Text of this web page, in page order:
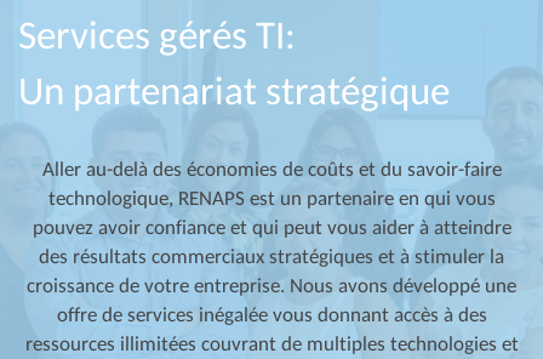
Services gérés TI:
Un partenariat stratégique
Aller au-delà des économies de coûts et du savoir-faire
technologique, RENAPS est un partenaire en qui vous
pouvez avoir confiance et qui peut vous aider à atteindre
des résultats commerciaux stratégiques et à stimuler la
croissance de votre entreprise. Nous avons développé une
offre de services inégalée vous donnant accès à des
ressources illimitées couvrant de multiples technologies et